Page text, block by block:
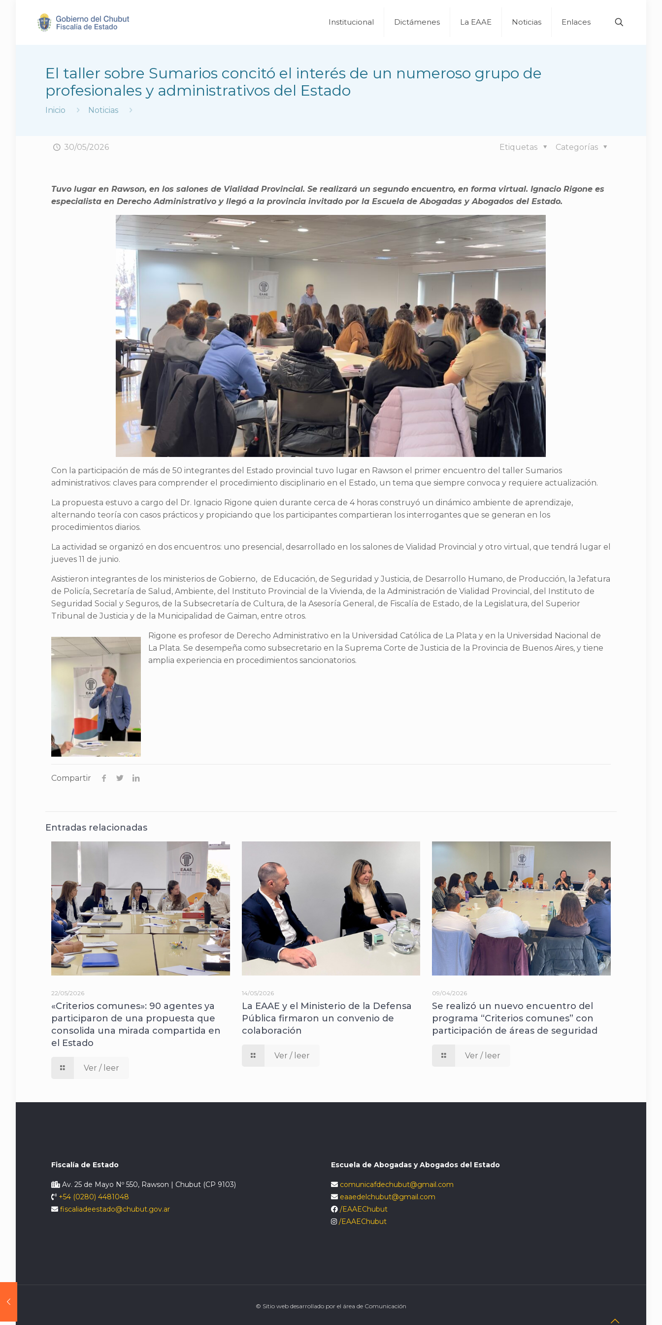
Institucional Dictámenes La EAAE Noticias Enlaces
El taller sobre Sumarios concitó el interés de un numeroso grupo de
profesionales y administrativos del Estado
Inicio Noticias
30/05/2026 Categorías
Etiquetas
Tuvo lugar en Rawson, en los salones de Vialidad Provincial. Se realizará un segundo encuentro, en forma virtual. Ignacio Rigone es
especialista en Derecho Administrativo y llegó a la provincia invitado por la Escuela de Abogadas y Abogados del Estado.
Con la participación de más de 50 integrantes del Estado provincial tuvo lugar en Rawson el primer encuentro del taller Sumarios
administrativos: claves para comprender el procedimiento disciplinario en el Estado, un tema que siempre convoca y requiere actualización.
La propuesta estuvo a cargo del Dr. Ignacio Rigone quien durante cerca de 4 horas construyó un dinámico ambiente de aprendizaje,
alternando teoría con casos prácticos y propiciando que los participantes compartieran los interrogantes que se generan en los
procedimientos diarios.
La actividad se organizó en dos encuentros: uno presencial, desarrollado en los salones de Vialidad Provincial y otro virtual, que tendrá lugar el
jueves 11 de junio.
Asistieron integrantes de los ministerios de Gobierno, de Educación, de Seguridad y Justicia, de Desarrollo Humano, de Producción, la Jefatura
de Policía, Secretaría de Salud, Ambiente, del Instituto Provincial de la Vivienda, de la Administración de Vialidad Provincial, del Instituto de
Seguridad Social y Seguros, de la Subsecretaría de Cultura, de la Asesoría General, de Fiscalía de Estado, de la Legislatura, del Superior
Tribunal de Justicia y de la Municipalidad de Gaiman, entre otros.
Rigone es profesor de Derecho Administrativo en la Universidad Católica de La Plata y en la Universidad Nacional de
La Plata. Se desempeña como subsecretario en la Suprema Corte de Justicia de la Provincia de Buenos Aires, y tiene
amplia experiencia en procedimientos sancionatorios.
Compartir
Entradas relacionadas
22/05/2026
«Criterios comunes»: 90 agentes ya
participaron de una propuesta que
consolida una mirada compartida en
el Estado
Ver / leer
14/05/2026
La EAAE y el Ministerio de la Defensa
Pública firmaron un convenio de
colaboración
Ver / leer
09/04/2026
Se realizó un nuevo encuentro del
programa “Criterios comunes” con
participación de áreas de seguridad
Ver / leer
Fiscalía de Estado
Av. 25 de Mayo Nº 550, Rawson | Chubut (CP 9103)
+54 (0280) 4481048
fiscaliadeestado@chubut.gov.ar
Escuela de Abogadas y Abogados del Estado
comunicafdechubut@gmail.com
eaaedelchubut@gmail.com
/EAAEChubut
/EAAEChubut
© Sitio web desarrollado por el área de Comunicación